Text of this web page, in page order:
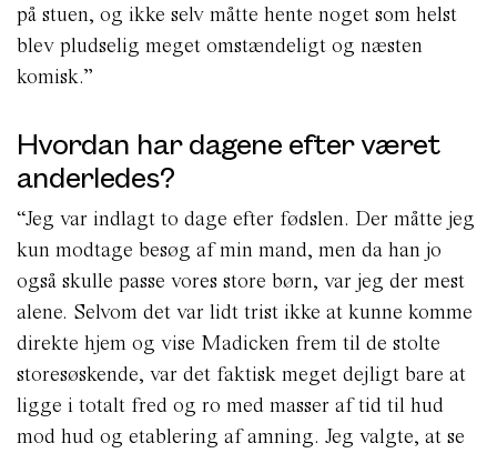
på stuen, og ikke selv måtte hente noget som helst
blev pludselig meget omstændeligt og næsten
komisk.”
Hvordan har dagene efter været
anderledes?
“Jeg var indlagt to dage efter fødslen. Der måtte jeg
kun modtage besøg af min mand, men da han jo
også skulle passe vores store børn, var jeg der mest
alene. Selvom det var lidt trist ikke at kunne komme
direkte hjem og vise Madicken frem til de stolte
storesøskende, var det faktisk meget dejligt bare at
ligge i totalt fred og ro med masser af tid til hud
mod hud og etablering af amning. Jeg valgte, at se